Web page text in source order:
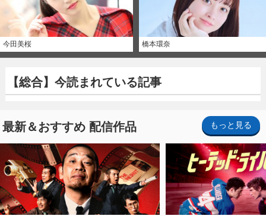
今田美桜 橋本環奈
【総合】今読まれている記事
最新＆おすすめ 配信作品 もっと見る